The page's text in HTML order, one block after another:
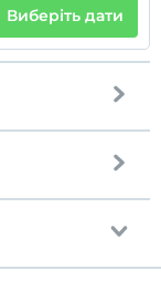
Виберіть дати